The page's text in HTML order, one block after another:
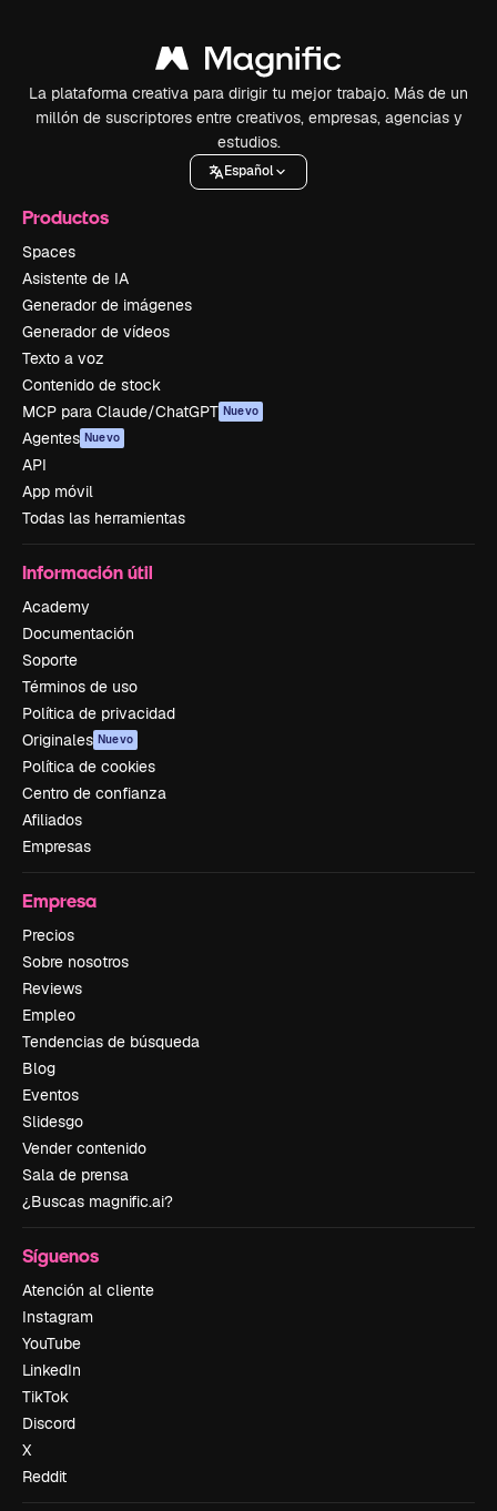
La plataforma creativa para dirigir tu mejor trabajo. Más de un
millón de suscriptores entre creativos, empresas, agencias y
estudios.
Español
Productos
Spaces
Asistente de IA
Generador de imágenes
Generador de vídeos
Texto a voz
Contenido de stock
MCP para Claude/ChatGPT Nuevo
Agentes Nuevo
API
App móvil
Todas las herramientas
Información útil
Academy
Documentación
Soporte
Términos de uso
Política de privacidad
Originales Nuevo
Política de cookies
Centro de confianza
Afiliados
Empresas
Empresa
Precios
Sobre nosotros
Reviews
Empleo
Tendencias de búsqueda
Blog
Eventos
Slidesgo
Vender contenido
Sala de prensa
¿Buscas magnific.ai?
Síguenos
Atención al cliente
Instagram
YouTube
LinkedIn
TikTok
Discord
X
Reddit